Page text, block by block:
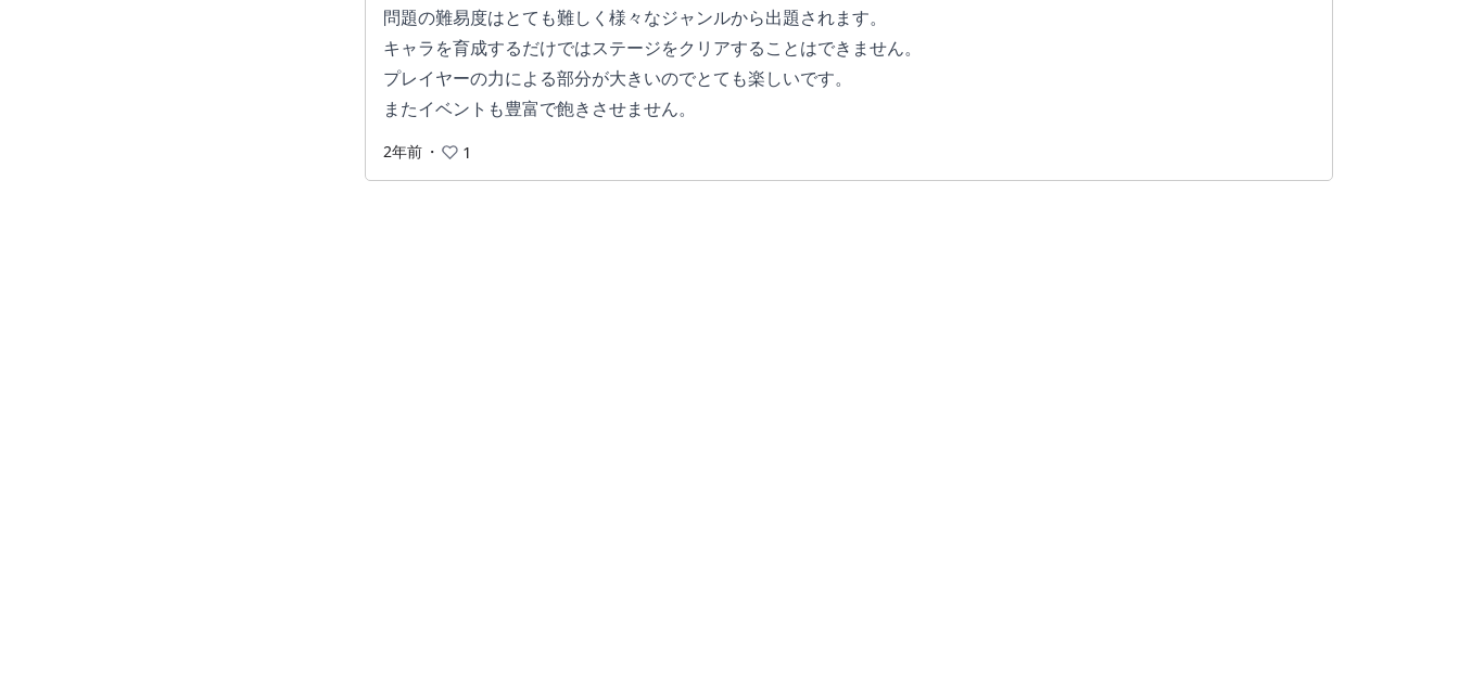
問題の難易度はとても難しく様々なジャンルから出題されます。
キャラを育成するだけではステージをクリアすることはできません。
プレイヤーの力による部分が大きいのでとても楽しいです。
またイベントも豊富で飽きさせません。
2年前 ・ 1